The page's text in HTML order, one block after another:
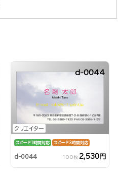
クリエイター
d-0044
スピード1時間対応 スピード3時間対応
d-0044 100枚 2,530円